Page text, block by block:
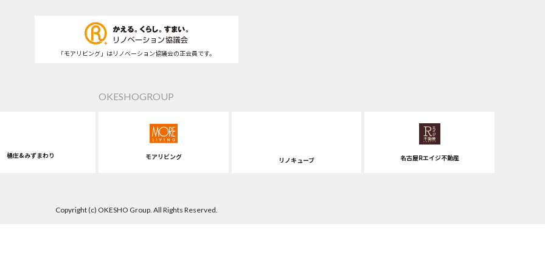
「モアリビング」はリノベーション協議会の正会員です。
OKESHOGROUP
桶庄&みずまわり モアリビング リノキューブ 名古屋Rエイジ不動産
Copyright (c) OKESHO Group. All Rights Reserved.